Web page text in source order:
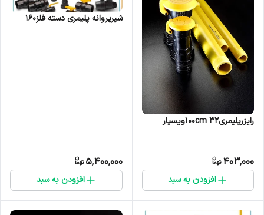
رایزرپلیمری۳۲ ۱۰۰cmویسپار
403,000
افزودن به سبد
شیرپروانه پلیمری دسته فلز160
5,400,000
افزودن به سبد